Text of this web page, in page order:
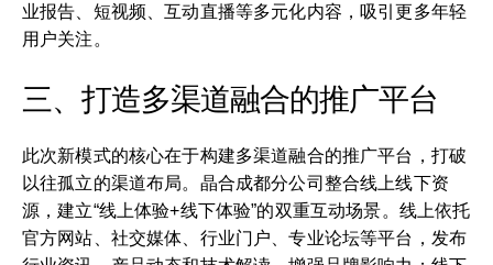
业报告、短视频、互动直播等多元化内容，吸引更多年轻
用户关注。
三、打造多渠道融合的推广平台
此次新模式的核心在于构建多渠道融合的推广平台，打破
以往孤立的渠道布局。晶合成都分公司整合线上线下资
源，建立“线上体验+线下体验”的双重互动场景。线上依托
官方网站、社交媒体、行业门户、专业论坛等平台，发布